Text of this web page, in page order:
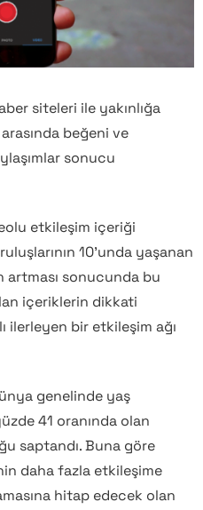
siteleri ile yakınlığa
beğeni ve
sonucu
etkileşim içeriği
10’unda yaşanan
artması sonucunda bu
içeriklerin dikkati
ilerleyen bir etkileşim ağı
genelinde yaş
41 oranında olan
saptandı. Buna göre
daha fazla etkileşime
hitap edecek olan